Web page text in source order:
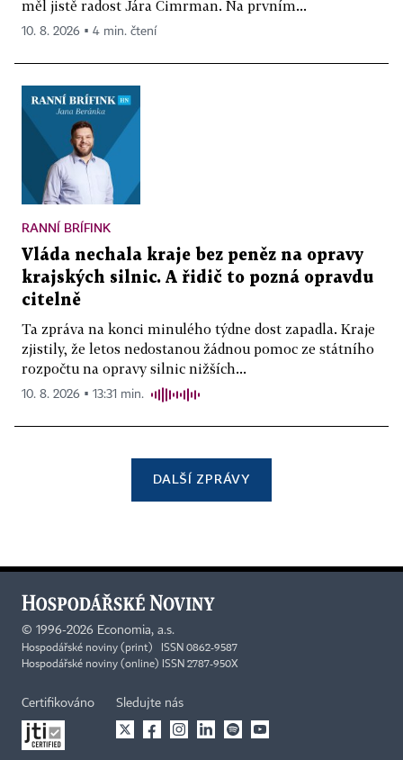
měl jistě radost Jára Cimrman. Na prvním...
10. 8. 2026 ▪ 4 min. čtení
RANNÍ BRÍFINK
Vláda nechala kraje bez peněz na opravy
krajských silnic. A řidič to pozná opravdu
citelně
Ta zpráva na konci minulého týdne dost zapadla. Kraje
zjistily, že letos nedostanou žádnou pomoc ze státního
rozpočtu na opravy silnic nižších...
10. 8. 2026 ▪ 13:31 min.
DALŠÍ ZPRÁVY
© 1996-2026 Economia, a.s.
Hospodářské noviny (print) ISSN 0862-9587
Hospodářské noviny (online) ISSN 2787-950X
Certifikováno Sledujte nás